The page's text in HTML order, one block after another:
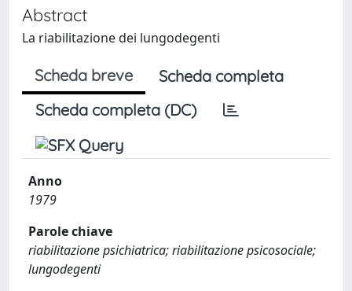
Abstract
La riabilitazione dei lungodegenti
Scheda breve
Scheda completa
Scheda completa (DC)
Anno
1979
Parole chiave
riabilitazione psichiatrica; riabilitazione psicosociale;
lungodegenti